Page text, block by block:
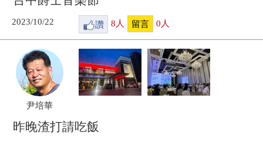
2023/10/22 讚 8 人 留言 0 人
尹培華
昨晚渣打請吃飯